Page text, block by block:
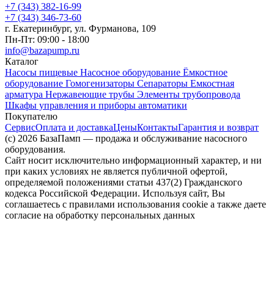
+7 (343) 382-16-99
+7 (343) 346-73-‬60
г. Екатеринбург, ул. Фурманова, 109
Пн-Пт: 09:00 - 18:00
info@bazapump.ru
Каталог
Насосы пищевые Насосное оборудование Ёмкостное
оборудование Гомогенизаторы Сепараторы Емкостная
арматура Нержавеющие трубы Элементы трубопровода
Шкафы управления и приборы автоматики
Покупателю
СервисОплата и доставкаЦеныКонтактыГарантия и возврат
(c) 2026 БазаПамп — продажа и обслуживание насосного
оборудования.
Сайт носит исключительно информационный характер, и ни
при каких условиях не является публичной офертой,
определяемой положениями статьи 437(2) Гражданского
кодекса Российской Федерации. Используя сайт, Вы
соглашаетесь с правилами использования cookie а также даете
согласие на обработку персональных данных